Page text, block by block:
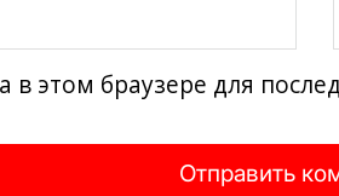
в этом браузере для